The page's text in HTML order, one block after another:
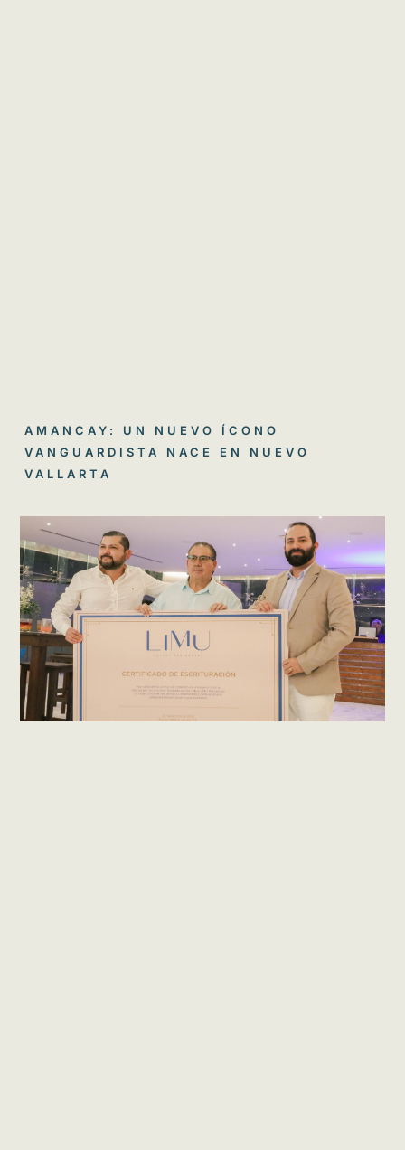
AMANCAY: UN NUEVO ÍCONO
VANGUARDISTA NACE EN NUEVO
VALLARTA